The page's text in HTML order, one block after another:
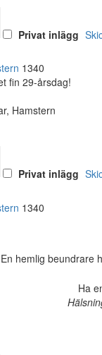
Privat inlägg
1340
fin 29-årsdag!
Hamstern
Privat inlägg
1340
En hemlig beundrare
Ha